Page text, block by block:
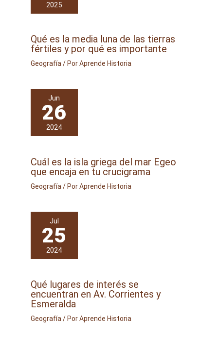
2025
Qué es la media luna de las tierras
fértiles y por qué es importante
Geografía / PorAprende Historia
Jun
26
2024
Cuál es la isla griega del mar Egeo
que encaja en tu crucigrama
Geografía / PorAprende Historia
Jul
25
2024
Qué lugares de interés se
encuentran en Av. Corrientes y
Esmeralda
Geografía/ PorAprende Historia